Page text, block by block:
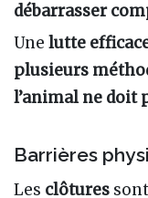
débarrasser
Une lutte
plusieurs
l’animal ne doit
Barrières
Les clôtures